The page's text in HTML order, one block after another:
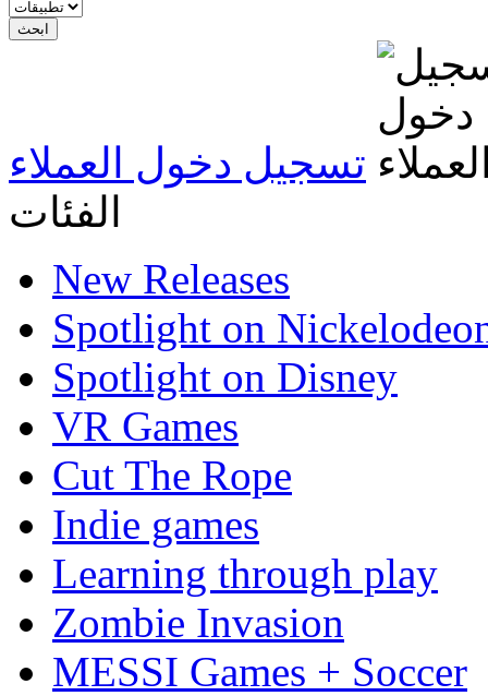
تسجيل دخول العملاء
الفئات
New Releases
Spotlight on
Spotlight on Disney
VR Games
Cut The Rope
Indie games
Learning through play
Zombie Invasion
MESSI Games + Soccer